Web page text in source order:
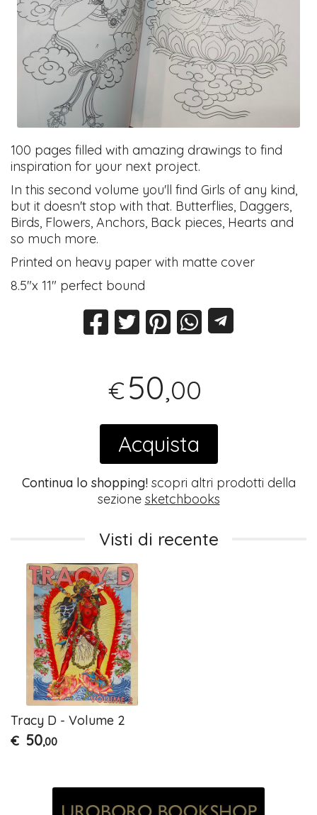
100 pages filled with amazing drawings to find
inspiration for your next project.
In this second volume you'll find Girls of any kind,
but it doesn't stop with that. Butterflies, Daggers,
Birds, Flowers, Anchors, Back pieces, Hearts and
so much more.
Printed on heavy paper with matte cover
8.5"x 11" perfect bound
€50,00
Acquista
Continua lo shopping!scopri altri prodotti della
sezione sketchbooks
Visti di recente
Tracy D - Volume 2
€ 50,00